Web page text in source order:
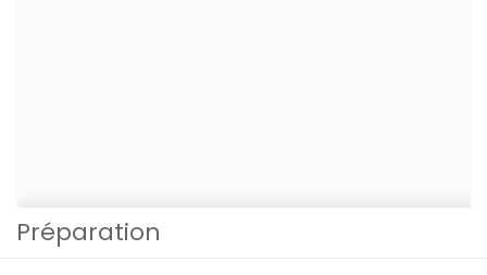
Préparation